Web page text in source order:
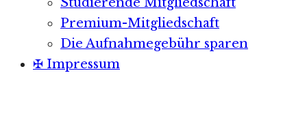
Studierende Mitgliedschaft
Premium-Mitgliedschaft
Die Aufnahmegebühr sparen
✠ Impressum